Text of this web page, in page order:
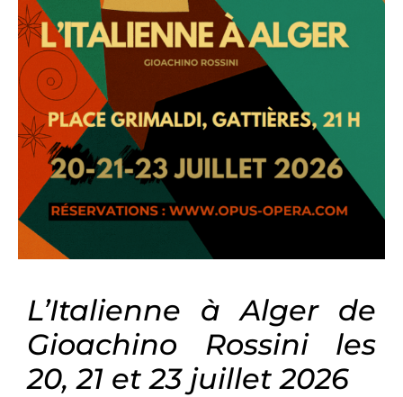
L’Italienne à Alger de
Gioachino Rossini les
20, 21 et 23 juillet 2026